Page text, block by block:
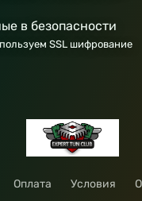
в безопасности
SSL шифрование
Оплата Условия